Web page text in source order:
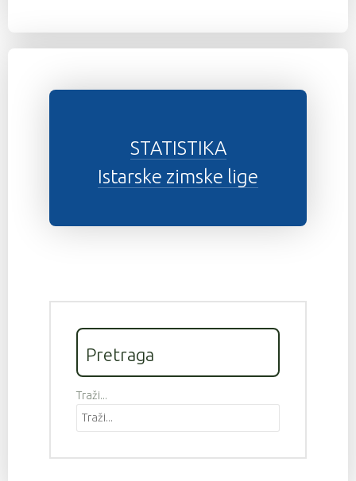
STATISTIKA
Istarske zimske lige
Pretraga
Traži...